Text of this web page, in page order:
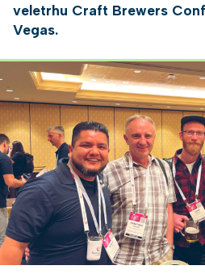
veletrhu Craft Brewers
Vegas.